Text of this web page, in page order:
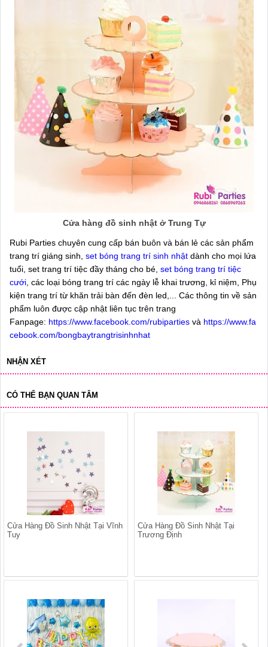
Cửa hàng đồ sinh nhật ở Trung Tự
Rubi Parties chuyên cung cấp bán buôn và bán lẻ các sản phẩm
trang trí giáng sinh, set bóng trang trí sinh nhật dành cho mọi lứa
tuổi, set trang trí tiệc đầy tháng cho bé, set bóng trang trí tiệc
cưới , các loại bóng trang trí các ngày lễ khai trương, kỉ niệm, Phụ
kiện trang trí từ khăn trải bàn đến đèn led,... Các thông tin về sản
phẩm luôn được cập nhật liên tục trên trang
Fanpage: https://www.facebook.com/rubiparties và https://www.fa
cebook.com/bongbaytrangtrisinhnhat
NHẬN XÉT
CÓ THỂ BẠN QUAN TÂM
Cửa Hàng Đồ Sinh Nhật Tại Vĩnh
Tuy
Cửa Hàng Đồ Sinh Nhật Tại
Trương Định